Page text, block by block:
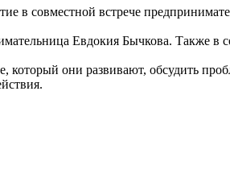
в совместной встрече
Евдокия Бычкова. Также в
который они развивают, обсудить